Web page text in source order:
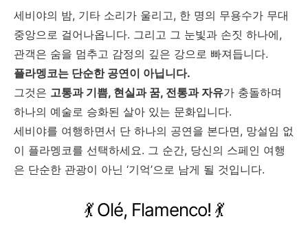
세비야의 밤, 기타 소리가 울리고, 한 명의 무용수가 무대
중앙으로 걸어나옵니다. 그리고 그 눈빛과 손짓 하나에,
관객은 숨을 멈추고 감정의 깊은 강으로 빠져듭니다.
플라멩코는 단순한 공연이 아닙니다.
그것은 고통과 기쁨, 현실과 꿈, 전통과 자유가 충돌하며
하나의 예술로 승화된 살아 있는 문화입니다.
세비야를 여행하면서 단 하나의 공연을 본다면, 망설임 없
이 플라멩코를 선택하세요. 그 순간, 당신의 스페인 여행
은 단순한 관광이 아닌 ‘기억’으로 남게 될 것입니다.
💃 Olé, Flamenco! 💃